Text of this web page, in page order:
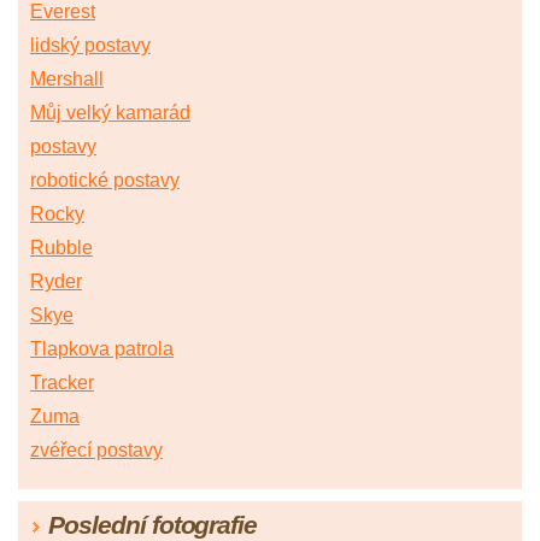
Everest
lidský postavy
Mershall
Můj velký kamarád
postavy
robotické postavy
Rocky
Rubble
Ryder
Skye
Tlapkova patrola
Tracker
Zuma
zvéřecí postavy
Poslední fotografie